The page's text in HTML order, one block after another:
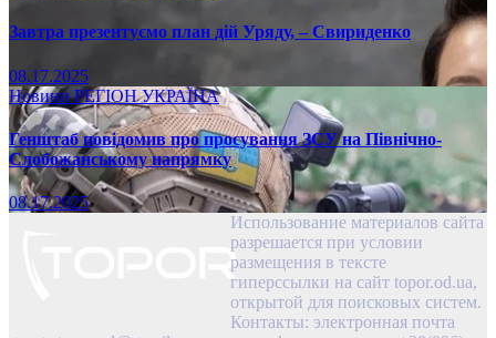
Завтра презентуємо план дій Уряду, – Свириденко
08.17.2025
НовиниРЕГІОНУКРАЇНА
Генштаб повідомив про просування ЗСУ на Північно-
Слобожанському напрямку
08.17.2025
Использование материалов сайта
разрешается при условии
размещения в тексте
гиперссылки на сайт topor.od.ua,
открытой для поисковых систем.
Контакты: электронная почта